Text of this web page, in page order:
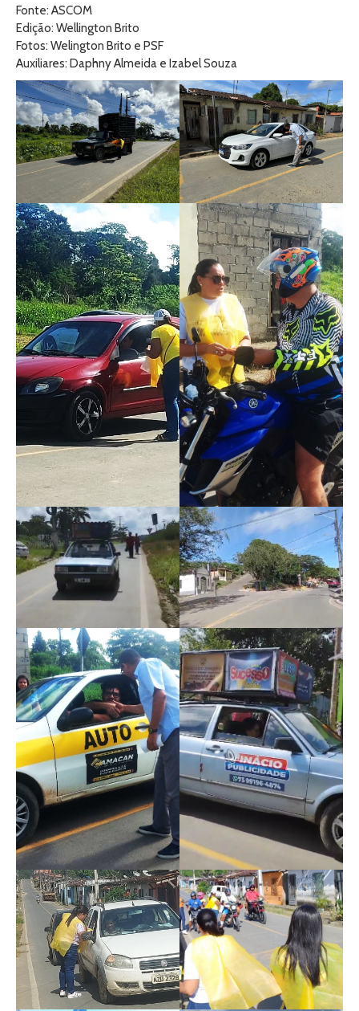
Fonte: ASCOM
Edição: Wellington Brito
Fotos: Welington Brito e PSF
Auxiliares: Daphny Almeida e Izabel Souza